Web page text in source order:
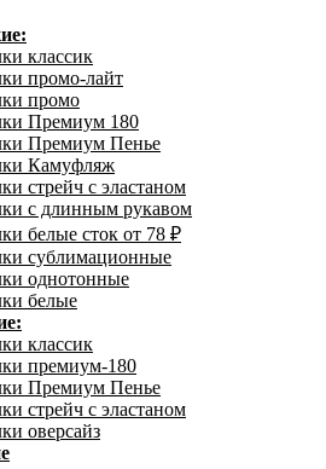
классик
промо-лайт
промо
Премиум 180
Премиум Пенье
Камуфляж
стрейч с эластаном
с длинным рукавом
белые сток от 78 ₽
сублимационные
однотонные
белые
классик
премиум-180
Премиум Пенье
стрейч с эластаном
оверсайз